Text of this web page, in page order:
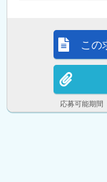
応募可能期
この